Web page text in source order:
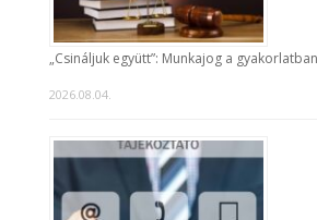
„Csináljuk együtt”: Munkajog a
2026.08.04.